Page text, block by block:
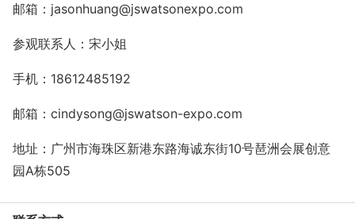
邮箱：jasonhuang@jswatsonexpo.com
参观联系人：宋小姐
手机：18612485192
邮箱：cindysong@jswatson-expo.com
地址：广州市海珠区新港东路海诚东街10号琶洲会展创意
园A栋505